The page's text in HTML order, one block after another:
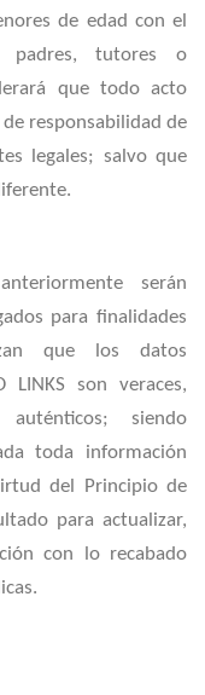
de edad con el
padres, tutores o
que todo acto
responsabilidad de
legales; salvo que
serán
para finalidades
que los datos
LINKS son veraces,
siendo
toda información
del Principio de
para actualizar,
con lo recabado